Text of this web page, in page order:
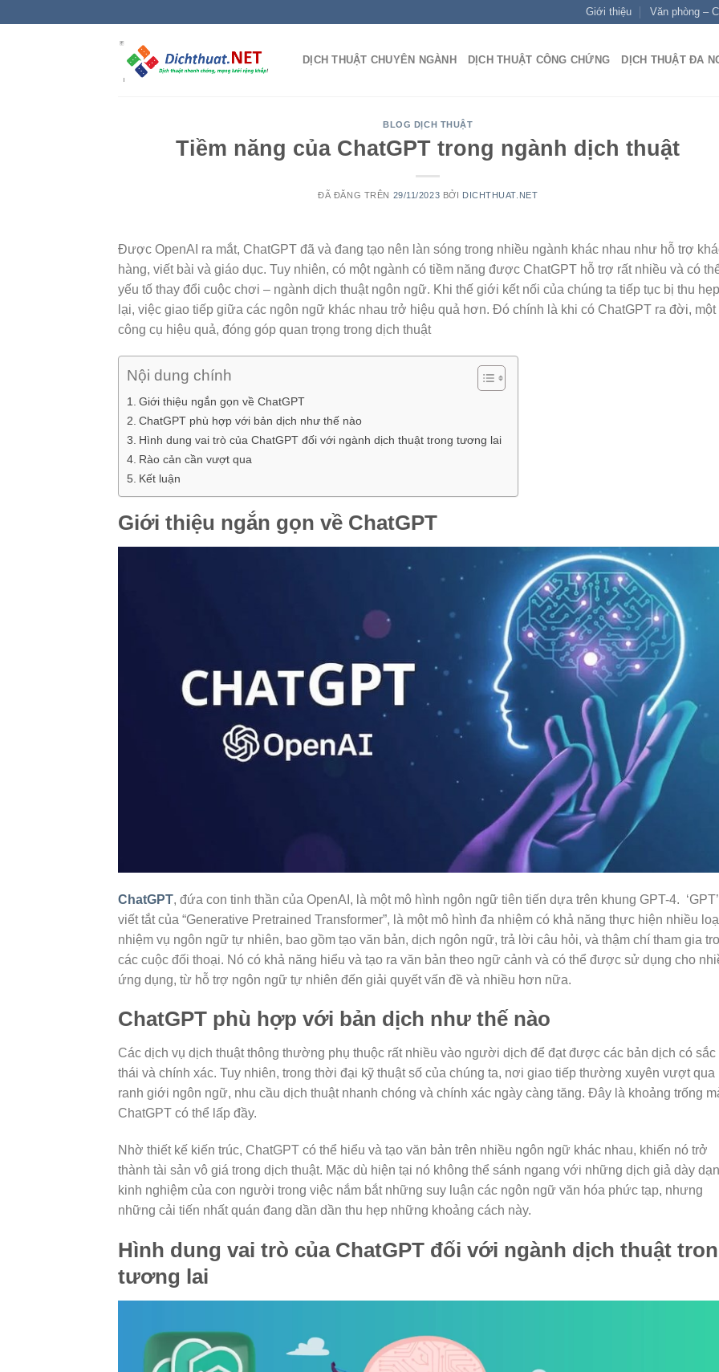
Giới thiệu Văn phòng –
DỊCH THUẬT CHUYÊN NGÀNH DỊCH THUẬT CÔNG CHỨNG DỊCH THUẬT ĐA
BLOG DỊCH THUẬT
Tiềm năng của ChatGPT trong ngành dịch thuật
ĐÃ ĐĂNG TRÊN 29/11/2023 BỞI DICHTHUAT.NET
Được OpenAI ra mắt, ChatGPT đã và đang tạo nên làn sóng trong nhiều ngành khác nhau như hỗ trợ
hàng, viết bài và giáo dục. Tuy nhiên, có một ngành có tiềm năng được ChatGPT hỗ trợ rất nhiều và có
yếu tố thay đổi cuộc chơi – ngành dịch thuật ngôn ngữ. Khi thế giới kết nối của chúng ta tiếp tục bị thu hẹp
lại, việc giao tiếp giữa các ngôn ngữ khác nhau trở hiệu quả hơn. Đó chính là khi có ChatGPT ra đời, một
công cụ hiệu quả, đóng góp quan trọng trong dịch thuật
Nội dung chính
Giới thiệu ngắn gọn về ChatGPT
ChatGPT phù hợp với bản dịch như thế nào
Hình dung vai trò của ChatGPT đối với ngành dịch thuật trong tương lai
Rào cản cần vượt qua
Kết luận
Giới thiệu ngắn gọn về ChatGPT
ChatGPT, đứa con tinh thần của OpenAI, là một mô hình ngôn ngữ tiên tiến dựa trên khung GPT-4.
viết tắt của “Generative Pretrained Transformer”, là một mô hình đa nhiệm có khả năng thực hiện nhiều
nhiệm vụ ngôn ngữ tự nhiên, bao gồm tạo văn bản, dịch ngôn ngữ, trả lời câu hỏi, và thậm chí tham gia
các cuộc đối thoại. Nó có khả năng hiểu và tạo ra văn bản theo ngữ cảnh và có thể được sử dụng cho
ứng dụng, từ hỗ trợ ngôn ngữ tự nhiên đến giải quyết vấn đề và nhiều hơn nữa.
ChatGPT phù hợp với bản dịch như thế nào
Các dịch vụ dịch thuật thông thường phụ thuộc rất nhiều vào người dịch để đạt được các bản dịch có sắc
thái và chính xác. Tuy nhiên, trong thời đại kỹ thuật số của chúng ta, nơi giao tiếp thường xuyên vượt qua
ranh giới ngôn ngữ, nhu cầu dịch thuật nhanh chóng và chính xác ngày càng tăng. Đây là khoảng trống
ChatGPT có thể lấp đầy.
Nhờ thiết kế kiến trúc, ChatGPT có thể hiểu và tạo văn bản trên nhiều ngôn ngữ khác nhau, khiến nó trở
thành tài sản vô giá trong dịch thuật. Mặc dù hiện tại nó không thể sánh ngang với những dịch giả dày dạn
kinh nghiệm của con người trong việc nắm bắt những suy luận các ngôn ngữ văn hóa phức tạp, nhưng
những cải tiến nhất quán đang dần dần thu hẹp những khoảng cách này.
Hình dung vai trò của ChatGPT đối với ngành dịch thuật
tương lai